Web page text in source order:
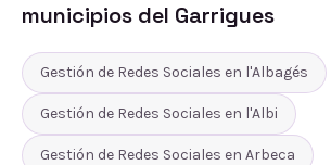
municipios del Garrigues
Gestión de Redes Sociales en l'Albagés
Gestión de Redes Sociales en l'Albi
Gestión de Redes Sociales en Arbeca